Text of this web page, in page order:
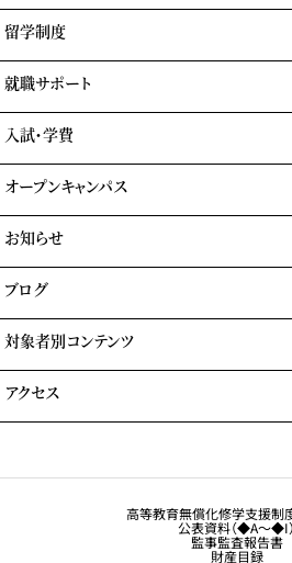
リアルな実習室
業界出身の自慢の講師陣
エアライン科
ホテル科
テーマパーク科
留学制度
GOTEMBA ENGLISH CAMP
就職サポート
就職内定実績一覧
入試・学費
学費について
自立進学サポート
各種奨学金・教育ローン・給付金
よくある質問
オープンキャンパス
イベント参加時のサポート
お知らせ
ブログ
対象者別コンテンツ
大学生・社会人の方へ
観光業界 進学ガイドブック
アクセス
高等教育無償化修学支援制
公表資料（◆A～◆I）
監事監査報告書
財産目録